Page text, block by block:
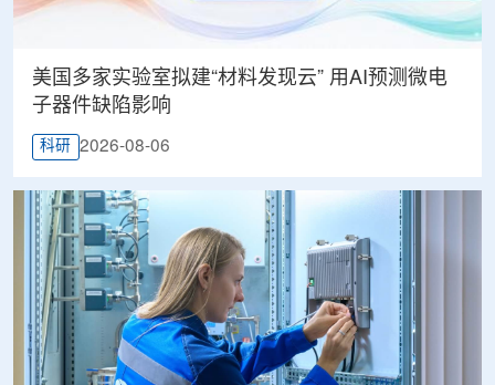
美国多家实验室拟建“材料发现云” 用AI预测微电
子器件缺陷影响
科研 2026-08-06